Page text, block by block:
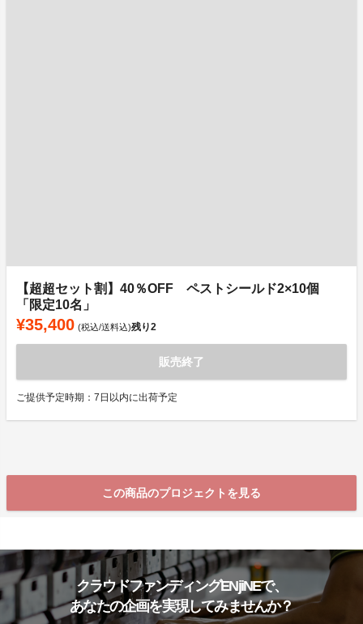
【超超セット割】40％OFF ペストシールド2×10個
「限定10名」
¥35,400 (税込/送料込)残り2
販売終了
ご提供予定時期：7日以内に出荷予定
この商品のプロジェクトを見る
クラウドファンディングENjiNEで、
あなたの企画を実現してみませんか？